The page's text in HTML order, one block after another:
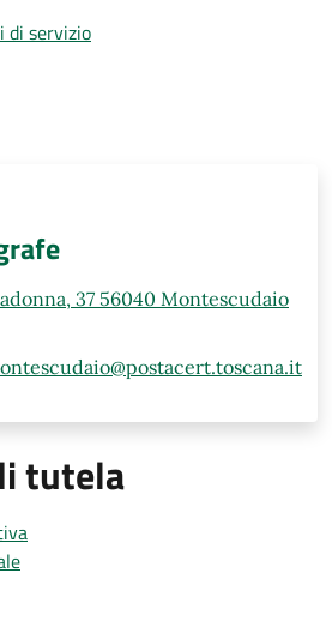
di servizio
37 56040 Montescudaio
tutela